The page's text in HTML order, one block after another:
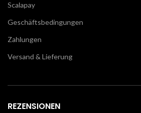
Scalapay
Geschäftsbedingungen
Zahlungen
Versand & Lieferung
REZENSIONEN